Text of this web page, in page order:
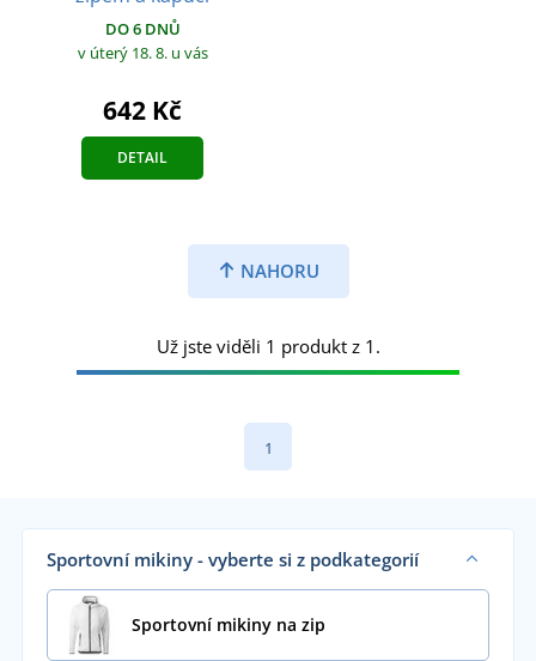
DO 6 DNŮ
v úterý 18. 8. u vás
642 Kč
DETAIL
NAHORU
Už jste viděli 1 produkt z 1.
1
Sportovní mikiny - vyberte si z podkategorií
Sportovní mikiny na zip